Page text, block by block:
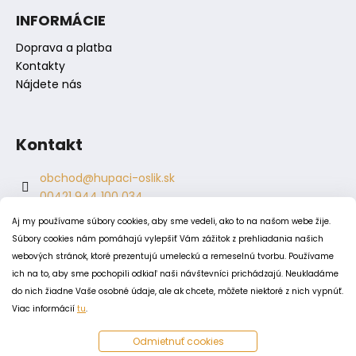
Aj my používame súbory cookies, aby sme vedeli, ako to na našom webe žije.
Súbory cookies nám pomáhajú vylepšiť Vám zážitok z prehliadania našich
webových stránok, ktoré prezentujú umeleckú a remeselnú tvorbu. Používame
ich na to, aby sme pochopili odkiaľ naši návštevníci prichádzajú. Neukladáme
do nich žiadne Vaše osobné údaje, ale ak chcete, môžete niektoré z nich vypnúť.
Viac informácií tu.
Odmietnuť cookies
INFORMÁCIE
Doprava a platba
Kontakty
Nájdete nás
Kontakt
obchod@hupaci-oslik.sk
00421 944 100 034
00421 944 904 704
hupaci.oslik
dagmar.juricova
PODMIENKY
Obchodné podmienky
Odstúpenie od zmluvy